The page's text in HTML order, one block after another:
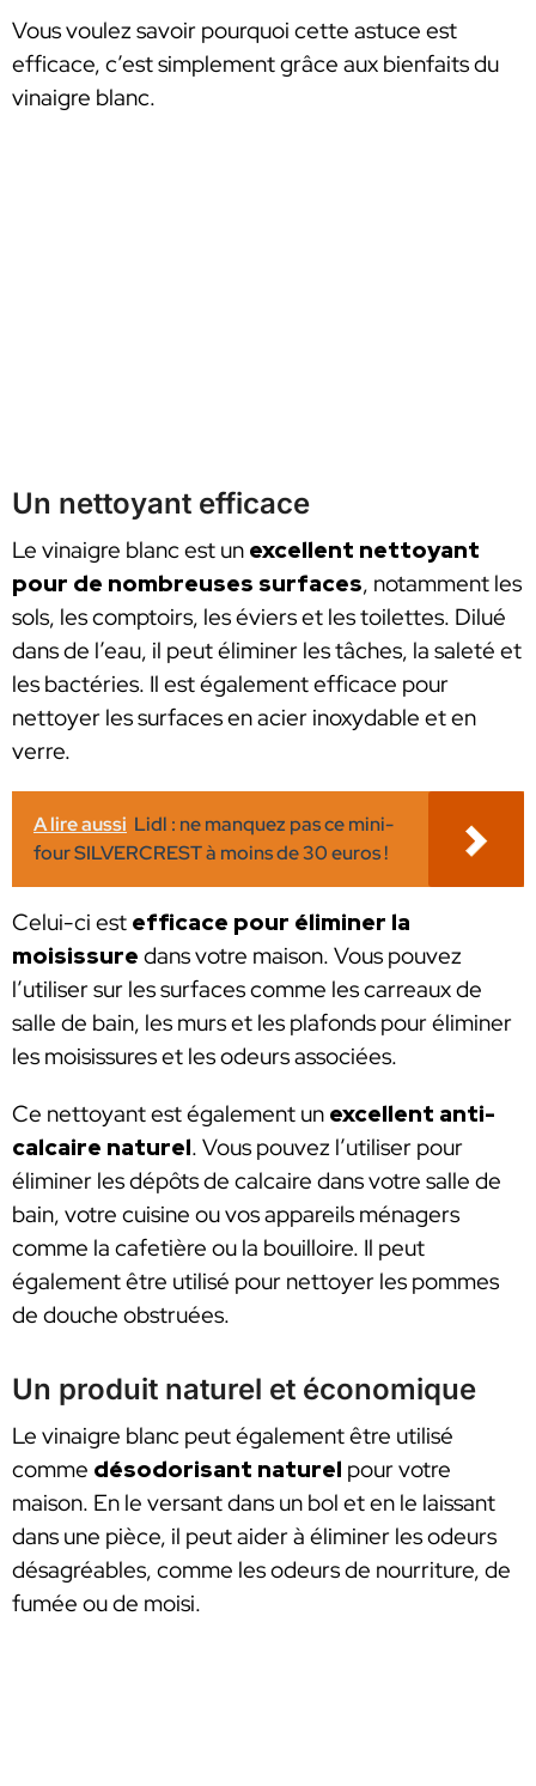
Vous voulez savoir pourquoi cette astuce est
efficace, c’est simplement grâce aux bienfaits du
vinaigre blanc.
Un nettoyant efficace
Le vinaigre blanc est un excellent nettoyant
pour de nombreuses surfaces, notamment les
sols, les comptoirs, les éviers et les toilettes. Dilué
dans de l’eau, il peut éliminer les tâches, la saleté et
les bactéries. Il est également efficace pour
nettoyer les surfaces en acier inoxydable et en
verre.
A lire aussi Lidl : ne manquez pas ce mini-
four SILVERCREST à moins de 30 euros !
Celui-ci est efficace pour éliminer la
moisissure dans votre maison. Vous pouvez
l’utiliser sur les surfaces comme les carreaux de
salle de bain, les murs et les plafonds pour éliminer
les moisissures et les odeurs associées.
Ce nettoyant est également un excellent anti-
calcaire naturel. Vous pouvez l’utiliser pour
éliminer les dépôts de calcaire dans votre salle de
bain, votre cuisine ou vos appareils ménagers
comme la cafetière ou la bouilloire. Il peut
également être utilisé pour nettoyer les pommes
de douche obstruées.
Un produit naturel et économique
Le vinaigre blanc peut également être utilisé
comme désodorisant naturel pour votre
maison. En le versant dans un bol et en le laissant
dans une pièce, il peut aider à éliminer les odeurs
désagréables, comme les odeurs de nourriture, de
fumée ou de moisi.